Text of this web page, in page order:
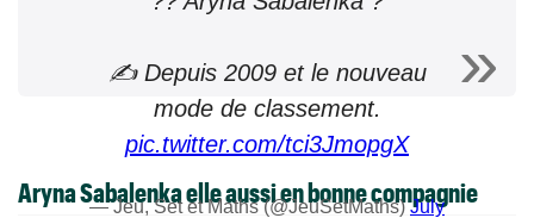
✍️ Depuis 2009 et le nouveau
mode de classement.
pic.twitter.com/tci3JmopgX
— Jeu, Set et Maths (@JeuSetMaths)July
Aryna Sabalenka elle aussi en bonne compagnie